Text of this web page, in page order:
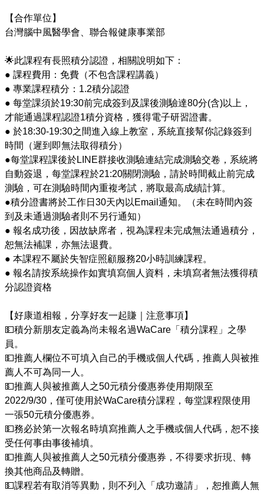
【合作單位】
台灣腦中風醫學會、聯合報健康事業部
🌟此課程有長照積分認證，相關說明如下：
● 課程費用：免費（不包含課程講義）
● 專業課程積分：1.2積分認證
● 每堂課須於19:30前完成簽到及課後測驗達80分(含)以上，
才能通過課程認證1積分資格，獲得電子研習證書。
● 於18:30-19:30之間進入線上教室，系統直接幫你記錄簽到
時間（遲到即無法取得積分）
●每堂課程課後於LINE群接收測驗連結完成測驗交卷，系統將
自動簽退，每堂課程於21:20關閉測驗，請於時間截止前完成
測驗，可在測驗時間內重複考試，將取最高成績計算。
●積分證書將於工作日30天內以Email通知。（未在時間內簽
到及未通過測驗者則不另行通知）
● 報名成功後，因故缺席者，視為課程未完成無法通過積分，
恕無法補課，亦無法退費。
● 本課程不屬於失智症照顧服務20小時訓練課程。
● 報名請按系統操作如實填寫個人資料，未填寫者無法獲得積
分認證資格
【好康道相報，分享好友一起賺｜注意事項】
💵積分新朋友定義為尚未報名過WaCare「積分課程」之學
員。
💵推薦人欄位不可填入自己的手機或個人代碼，推薦人與被推
薦人不可為同一人。
💵推薦人與被推薦人之50元積分優惠券使用期限至
2022/9/30，僅可使用於WaCare積分課程，每堂課程限使用
一張50元積分優惠券。
💵務必於第一次報名時填寫推薦人之手機或個人代碼，恕不接
受任何事由事後補填。
💵推薦人與被推薦人之50元積分優惠券，不得要求折現、轉
換其他商品及轉贈。
💵課程若有取消等異動，則不列入「成功邀請」，恕推薦人無